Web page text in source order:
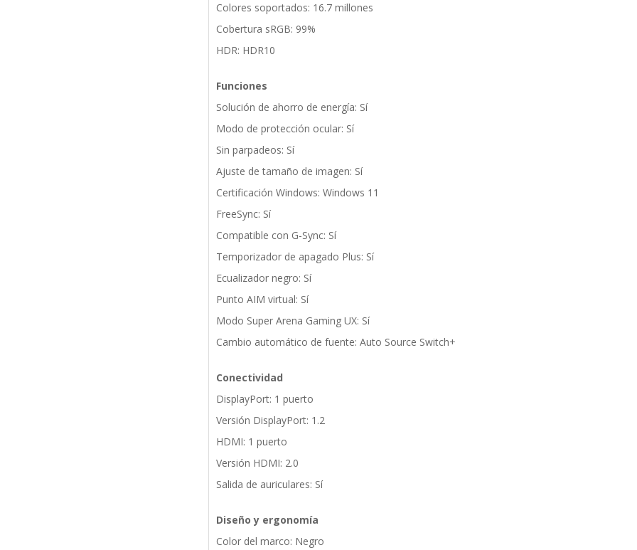
Colores soportados: 16.7 millones
Cobertura sRGB: 99%
HDR: HDR10
Funciones
Solución de ahorro de energía: Sí
Modo de protección ocular: Sí
Sin parpadeos: Sí
Ajuste de tamaño de imagen: Sí
Certificación Windows: Windows 11
FreeSync: Sí
Compatible con G-Sync: Sí
Temporizador de apagado Plus: Sí
Ecualizador negro: Sí
Punto AIM virtual: Sí
Modo Super Arena Gaming UX: Sí
Cambio automático de fuente: Auto Source Switch+
Conectividad
DisplayPort: 1 puerto
Versión DisplayPort: 1.2
HDMI: 1 puerto
Versión HDMI: 2.0
Salida de auriculares: Sí
Diseño y ergonomía
Color del marco: Negro